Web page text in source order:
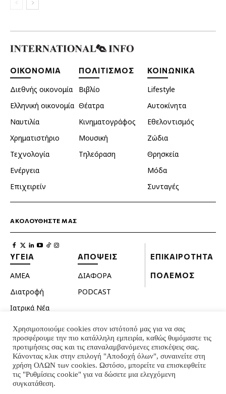
ΟΙΚΟΝΟΜΙΑ
Διεθνής οικονομία
Ελληνική οικονομία
Ναυτιλία
Χρηματιστήριο
Τεχνολογία
Ενέργεια
Επιχειρείν
ΠΟΛΙΤΙΣΜΟΣ
Βιβλίο
Θέατρα
Κινηματογράφος
Μουσική
Τηλεόραση
ΚΟΙΝΩΝΙΚΑ
Lifestyle
Αυτοκίνητα
Εθελοντισμός
Ζώδια
Θρησκεία
Μόδα
Συνταγές
ΑΚΟΛΟΥΘΗΣΤΕ ΜΑΣ
ΥΓΕΙΑ
ΑΜΕΑ
Διατροφή
Ιατρικά Νέα
Κατοικίδια
Ομορφιά
Σεξουαλική ζωή
Ψυχολογία
ΑΠΟΨΕΙΣ
ΔΙΑΦΟΡΑ
PODCAST
ΕΠΙΚΑΙΡΟΤΗΤΑ
ΠΟΛΕΜΟΣ
Χρησιμοποιούμε cookies στον ιστότοπό μας για να σας
προσφέρουμε την πιο κατάλληλη εμπειρία, καθώς θυμόμαστε τις
προτιμήσεις σας και τις επαναλαμβανόμενες επισκέψεις σας.
Κάνοντας κλικ στην επιλογή "Αποδοχή όλων", συναινείτε στη
χρήση ΟΛΩΝ των cookies. Ωστόσο, μπορείτε να επισκεφθείτε
τις "Ρυθμίσεις cookie" για να δώσετε μια ελεγχόμενη
συγκατάθεση.